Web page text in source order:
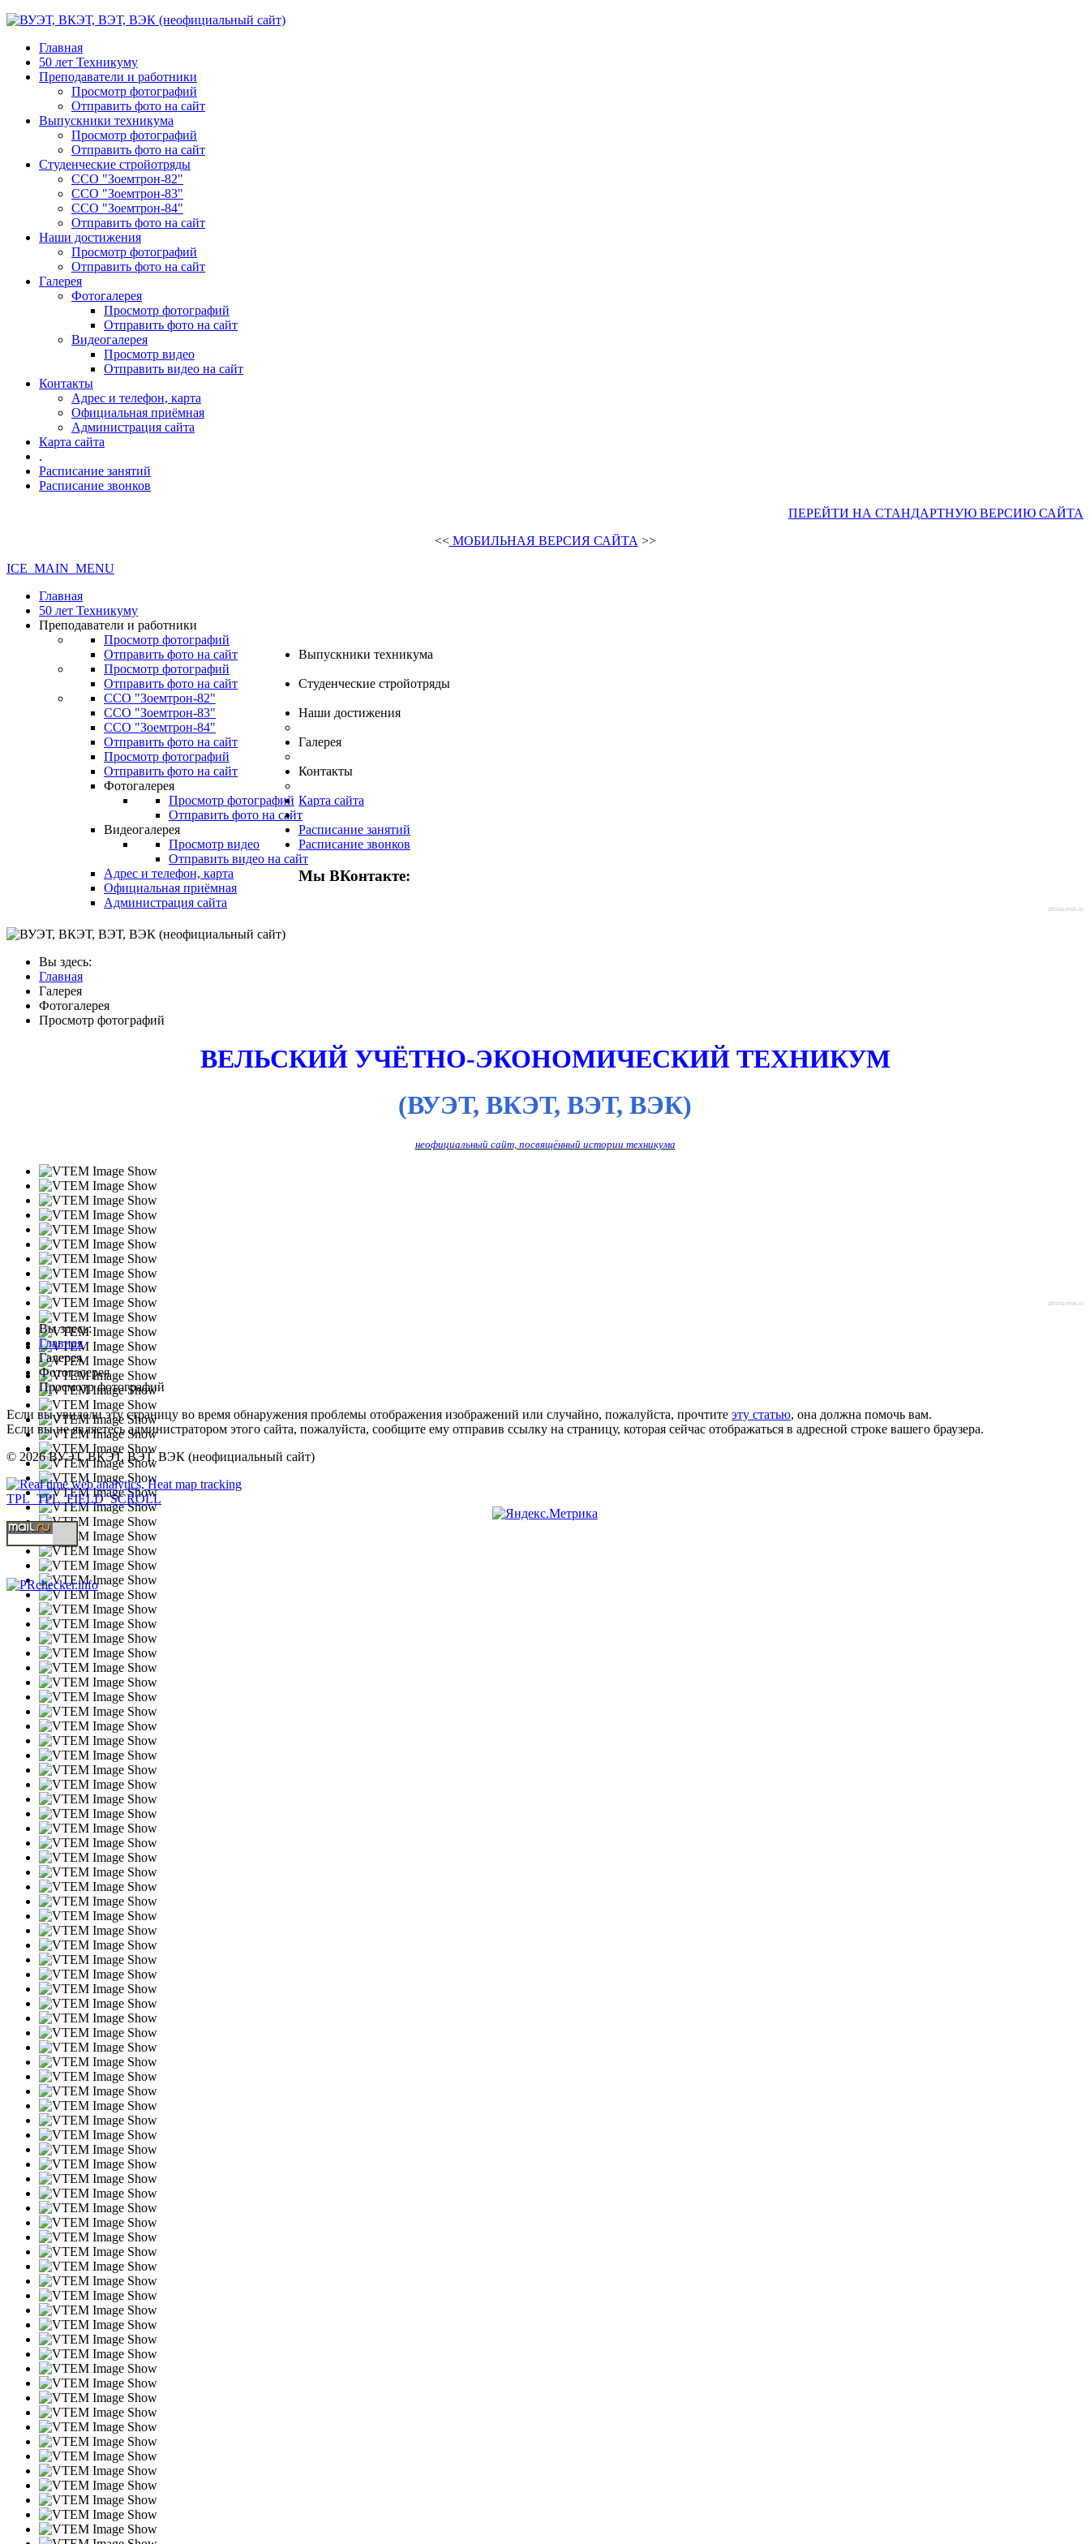
Главная
50 лет Техникуму
Преподаватели и работники
Просмотр фотографий
Отправить фото на сайт
Выпускники техникума
Просмотр фотографий
Отправить фото на сайт
Студенческие стройотряды
ССО "Зоемтрон-82"
ССО "Зоемтрон-83"
ССО "Зоемтрон-84"
Отправить фото на сайт
Наши достижения
Просмотр фотографий
Отправить фото на сайт
Галерея
Фотогалерея
Просмотр фотографий
Отправить фото на сайт
Видеогалерея
Просмотр видео
Отправить видео на сайт
Контакты
Адрес и телефон, карта
Официальная приёмная
Администрация сайта
Карта сайта
.
Расписание занятий
Расписание звонков
ПЕРЕЙТИ НА СТАНДАРТНУЮ ВЕРСИЮ САЙТА
<<МОБИЛЬНАЯ ВЕРСИЯ САЙТА >>
ICE_MAIN_MENU
Главная
50 лет Техникуму
Преподаватели и работники
Просмотр фотографий
Отправить фото на сайт
Выпускники техникума
Просмотр фотографий
Отправить фото на сайт
Студенческие стройотряды
ССО "Зоемтрон-82"
ССО "Зоемтрон-83"
ССО "Зоемтрон-84"
Отправить фото на сайт
Наши достижения
Просмотр фотографий
Отправить фото на сайт
Галерея
Фотогалерея
Просмотр фотографий
Отправить фото на сайт
Видеогалерея
Просмотр видео
Отправить видео на сайт
Контакты
Адрес и телефон, карта
Официальная приёмная
Администрация сайта
Карта сайта
.
Расписание занятий
Расписание звонков
Мы ВКонтакте:
afisha-msk.ru
Вы здесь:
Главная
Галерея
Фотогалерея
Просмотр фотографий
ВЕЛЬСКИЙ УЧЁТНО-ЭКОНОМИЧЕСКИЙ ТЕХНИКУМ
(ВУЭТ, ВКЭТ, ВЭТ, ВЭК)
неофициальный сайт, посвящённый истории техникума
afisha-msk.ru
Вы здесь:
Главная
Галерея
Фотогалерея
Просмотр фотографий
Если вы увидели эту страницу во время обнаружения проблемы отображения изображений или случайно, пожалуйста, прочтите эту статью, она должна помочь вам.
Если вы не являетесь администратором этого сайта, пожалуйста, сообщите ему отправив ссылку на страницу, которая сейчас отображаться в адресной строке вашего браузера.
© 2026 ВУЭТ, ВКЭТ, ВЭТ, ВЭК (неофициальный сайт)
TPL_TPL_FIELD_SCROLL